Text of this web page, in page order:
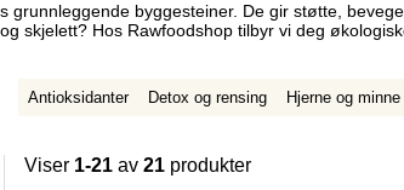
grunnleggende byggesteiner. De gir støtte,
skjelett? Hos Rawfoodshop tilbyr vi deg
Antioksidanter Detox og rensing Hjerne og minne
Viser 1-21 av 21 produkter